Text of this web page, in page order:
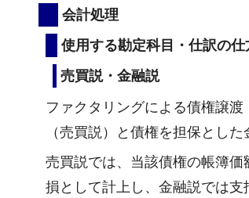
会計処理
使用する勘定科目・仕訳の仕
売買説・金融説
ファクタリングによる債権譲
（売買説）と債権を担保とし
売買説では、当該債権の帳簿
損として計上し、金融説では支